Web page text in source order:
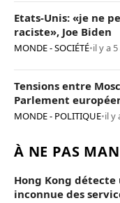
Etats-Unis: «je ne
raciste», Joe Biden
MONDE - SOCIÉTÉ•il y a
Tensions entre
Parlement
MONDE - POLITIQUE•il y
À NE PAS
Hong Kong
inconnue des